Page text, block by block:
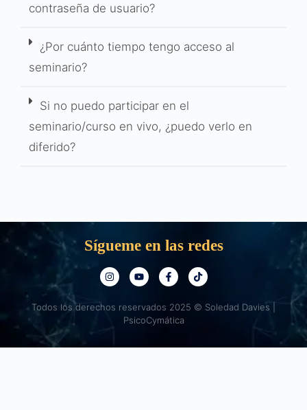
contraseña de usuario?
¿Por cuánto tiempo tengo acceso al
seminario?
Si no puedo participar en el
seminario/curso en vivo, ¿puedo verlo en
diferido?
Sígueme en las redes
Todos los derechos reservados 2025 © Soledad Davies |
PsicoCymática